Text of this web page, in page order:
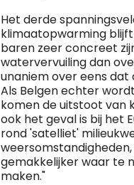
Het derde
klimaatopwarming
baren zeer concreet
watervervuiling dan
unaniem over eens
Als Belgen echter
komen de uitstoot van
ook het geval is bij het
rond 'satelliet'
gemakkelijker waar te
maken."